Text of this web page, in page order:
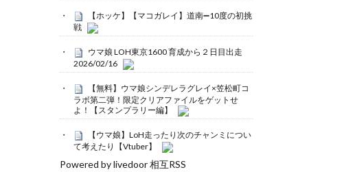
【ホッケ】【マコガレイ】道南➖10度の初挑
戦
ウマ娘 LOH東京1600 育成から２日目出走
2026/02/16
【無料】ウマ娘シンデレラグレイ×笠松町コ
ラボ第二弾！限定クリアファイルをゲットせ
よ！【スタンプラリー編】
【ウマ娘】LoH走ったり次のチャンミについ
て考えたり【Vtuber】
Powered by livedoor 相互RSS